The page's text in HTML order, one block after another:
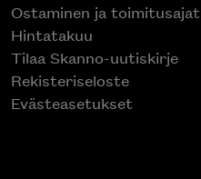
Ostaminen ja toimitusajat
Hintatakuu
Tilaa Skanno-uutiskirje
Rekisteriseloste
Evästeasetukset